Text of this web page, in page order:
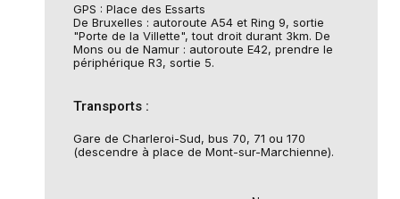
GPS : Place des Essarts
De Bruxelles : autoroute A54 et Ring 9, sortie
"Porte de la Villette", tout droit durant 3km. De
Mons ou de Namur : autoroute E42, prendre le
périphérique R3, sortie 5.
Transports :
Gare de Charleroi-Sud, bus 70, 71 ou 170
(descendre à place de Mont-sur-Marchienne).